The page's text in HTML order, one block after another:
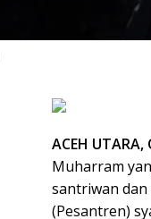
ACEH
Muharram
santriwan
(Pesantren)